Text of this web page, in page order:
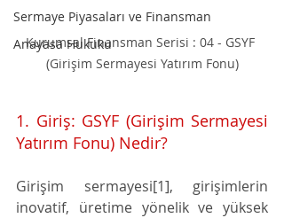
Sermaye Piyasaları ve Finansman
Anayasa Hukuku
Kurumsal Finansman Serisi : 04 - GSYF
(Girişim Sermayesi Yatırım Fonu)
1. Giriş: GSYF (Girişim Sermayesi
Yatırım Fonu) Nedir?
Girişim sermayesi[1], girişimlerin
inovatif, üretime yönelik ve yüksek